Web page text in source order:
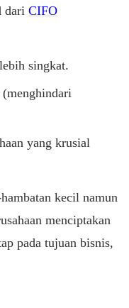
dari CIFO
singkat.
yang krusial
kecil namun
menciptakan
pada tujuan bisnis,